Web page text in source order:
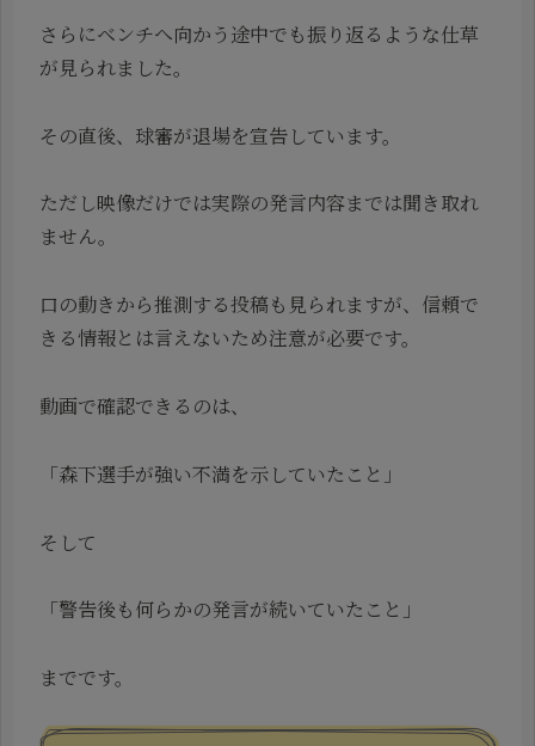
さらにベンチへ向かう途中でも振り返るような仕草
が見られました。
その直後、球審が退場を宣告しています。
ただし映像だけでは実際の発言内容までは聞き取れ
ません。
口の動きから推測する投稿も見られますが、信頼で
きる情報とは言えないため注意が必要です。
動画で確認できるのは、
「森下選手が強い不満を示していたこと」
そして
「警告後も何らかの発言が続いていたこと」
までです。